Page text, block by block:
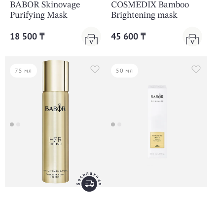
BABOR Skinovage
Purifying Mask
18 500 ₸
COSMEDIX Bamboo
Brightening mask
45 600 ₸
75 мл 50 мл